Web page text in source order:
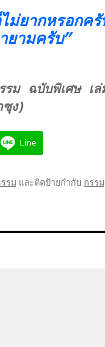
ยากหรอกค
ยามครับ”
รรม ฉบับพิเศษ
ง)
Line
รม และติดป้ายกำกับ กรร